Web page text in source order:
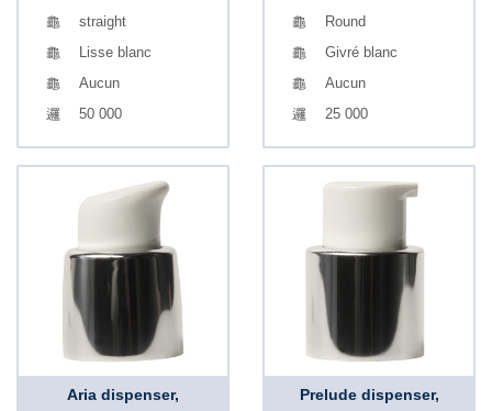
straight
Lisse blanc
Aucun
50 000
Round
Givré blanc
Aucun
25 000
Aria dispenser,
Prelude dispenser,